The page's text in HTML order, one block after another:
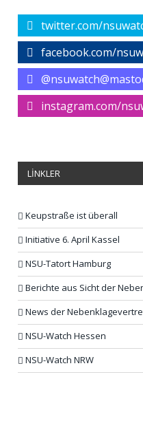
twitter.com/
facebook.com/
instagram.com/
LİNKLER
Keupstraße ist überall
Initiative 6. April Kassel
NSU-Tatort Hamburg
Berichte aus Sicht der
News der
NSU-Watch Hessen
NSU-Watch NRW